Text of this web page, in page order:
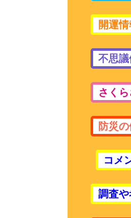
開運
不思
さく
防災
コメ
調査